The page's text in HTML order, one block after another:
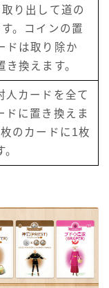
り出して道の
。コインの置
ドは取り除か
換えます。
人カードを全て
ドに置き換えま
のカードに1枚